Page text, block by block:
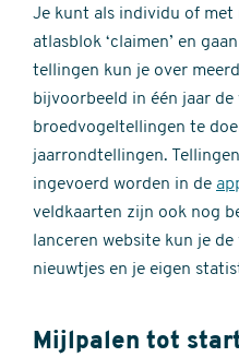
Je kunt als individu of met
atlasblok ‘claimen’ en
tellingen kun je over
bijvoorbeeld in één jaar de
broedvogeltellingen te
jaarrondtellingen.
ingevoerd worden in de
veldkaarten zijn ook nog
lanceren website kun je
nieuwtjes en je eigen
Mijlpalen tot